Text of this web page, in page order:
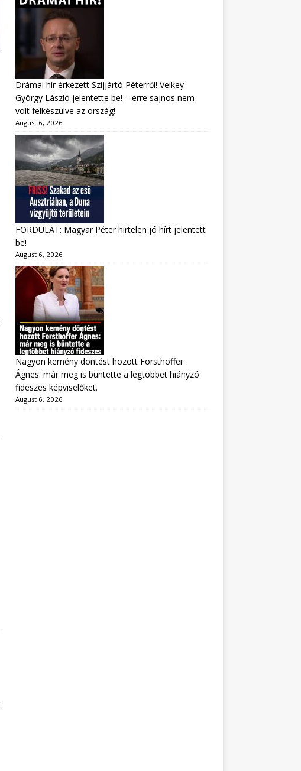
Drámai hír érkezett Szijjártó Péterről! Velkey
György László jelentette be! – erre sajnos nem
volt felkészülve az ország!
August 6, 2026
FORDULAT: Magyar Péter hirtelen jó hírt jelentett
be!
August 6, 2026
Nagyon kemény döntést hozott Forsthoffer
Ágnes: már meg is büntette a legtöbbet hiányzó
fideszes képviselőket.
August 6, 2026